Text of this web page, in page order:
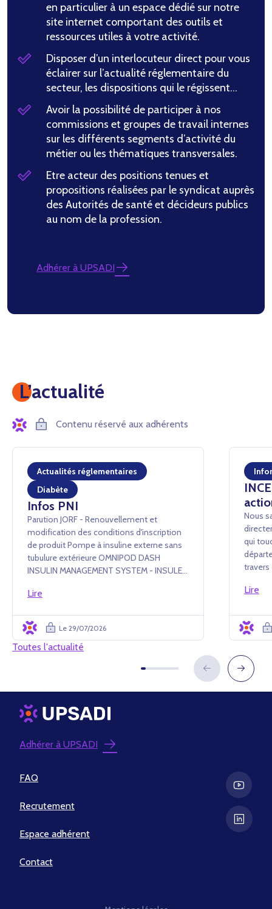
en particulier à un espace dédié sur notre
site internet comportant des outils et
ressources utiles à votre activité.
Disposer d’un interlocuteur direct pour vous
éclairer sur l’actualité réglementaire du
secteur, les dispositions qui le régissent…
Avoir la possibilité de participer à nos
commissions et groupes de travail internes
sur les différents segments d’activité du
métier ou les thématiques transversales.
Etre acteur des positions tenues et
propositions réalisées par le syndicat auprès
des Autorités de santé et décideurs publics
au nom de la profession.
Adhérer à UPSADI
L’actualité
Contenu réservé aux adhérents
Actualités réglementaires
Diabète
Infos PNI
Parution JORF - Renouvellement et
modification des conditions d'inscription
de produit Pompe à insuline externe sans
tubulure extérieure OMNIPOD DASH
INSULIN MANAGEMENT SYSTEM - INSULET
renouvellement d'inscription et
Lire
Le 29/07/2026
Nous
qui
Lire
Toutes l'actualité
Adhérer à UPSADI
FAQ
Recrutement
Espace adhérent
Contact